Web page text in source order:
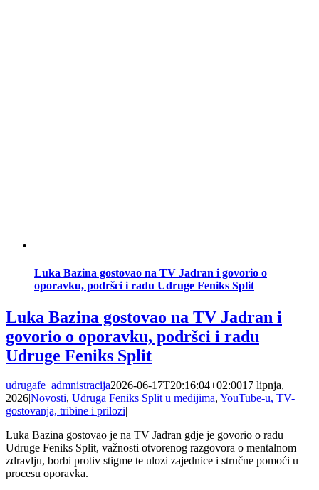
Luka Bazina gostovao na TV Jadran i govorio o
oporavku, podršci i radu Udruge Feniks Split
Luka Bazina gostovao na TV Jadran i
govorio o oporavku, podršci i radu
Udruge Feniks Split
udrugafe_admnistracija2026-06-17T20:16:04+02:0017 lipnja,
2026|Novosti, Udruga Feniks Split u medijima, YouTube-u, TV-
gostovanja, tribine i prilozi|
Luka Bazina gostovao je na TV Jadran gdje je govorio o radu
Udruge Feniks Split, važnosti otvorenog razgovora o mentalnom
zdravlju, borbi protiv stigme te ulozi zajednice i stručne pomoći u
procesu oporavka.